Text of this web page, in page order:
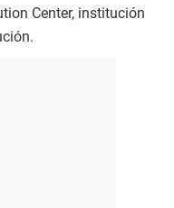
Center, institución